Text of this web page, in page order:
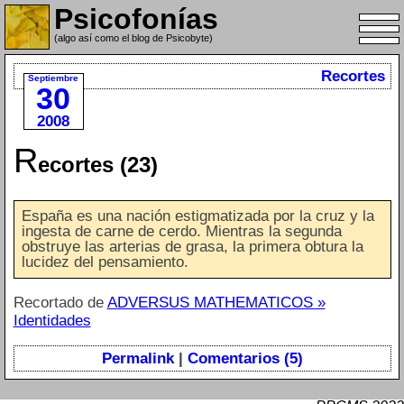
Psicofonías
(algo así como el blog de Psicobyte)
Septiembre
30
2008
Recortes
Recortes (23)
España es una nación estigmatizada por la cruz y la
ingesta de carne de cerdo. Mientras la segunda
obstruye las arterias de grasa, la primera obtura la
lucidez del pensamiento.
Recortado de ADVERSUS MATHEMATICOS »
Identidades
Permalink| Comentarios (5)